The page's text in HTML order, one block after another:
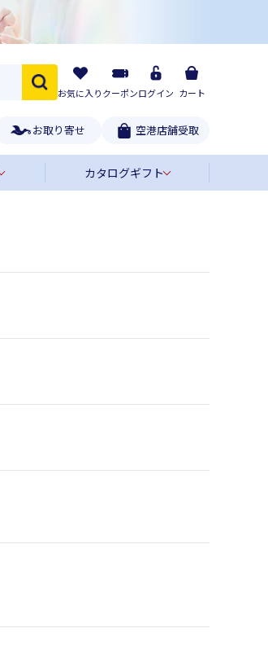
お気に入りクーポンログイン カート
お取り寄せ 空港店舗受取
カタログギフト